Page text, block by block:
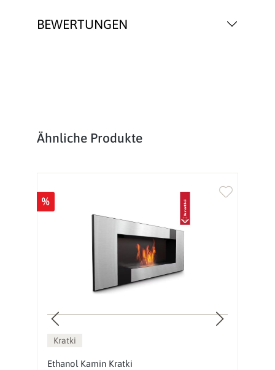
BEWERTUNGEN
Produktgalerie überspringen
Ähnliche Produkte
%
Kratki
Ethanol Kamin Kratki